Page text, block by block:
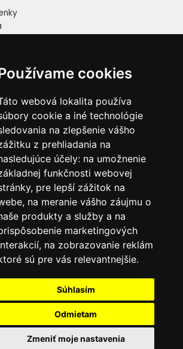
cookies
webová lokalita používa
cookie a iné technológie
na zlepšenie vášho
z prehliadania na
účely: na umožnenie
funkčnosti webovej
, pre lepší zážitok na
, na meranie vášho záujmu o
produkty a služby a na
marketingových
, na zobrazovanie reklám
sú pre vás relevantnejšie.
Súhlasím
Odmietam
Zmeniť moje nastavenia